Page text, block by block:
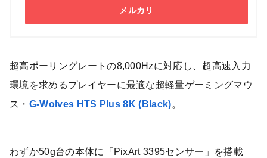
メルカリ
超高ポーリングレートの8,000Hzに対応し、超高速入力
環境を求めるプレイヤーに最適な超軽量ゲーミングマウ
ス・ G-Wolves HTS Plus 8K (Black)。
わずか50g台の本体に「PixArt 3395センサー」を搭載